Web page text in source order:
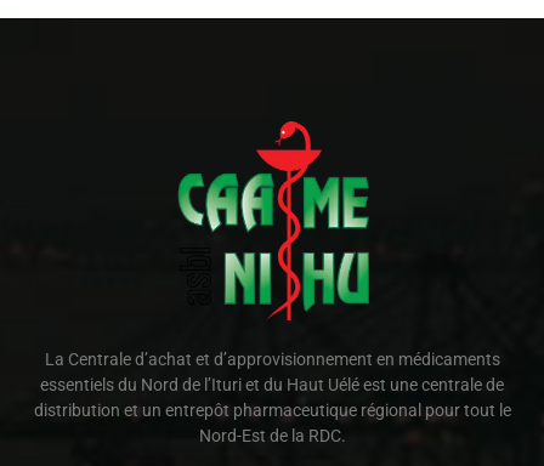
La Centrale d’achat et d’approvisionnement en médicaments
essentiels du Nord de l’Ituri et du Haut Uélé est une centrale de
distribution et un entrepôt pharmaceutique régional pour tout le
Nord-Est de la RDC.